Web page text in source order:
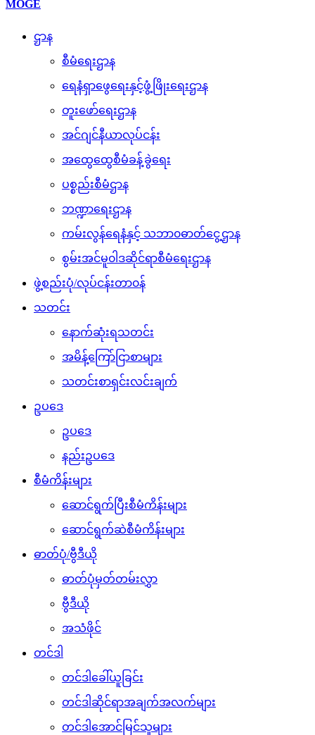
MOGE
ဌာန
စီမံရေးဌာန
ရေနံရှာဖွေရေးနှင့်ဖွံ့ဖြိုးရေးဌာန
တူးဖော်ရေးဌာန
အင်ဂျင်နီယာလုပ်ငန်း
အထွေထွေစီမံခန့်ခွဲရေး
ပစ္စည်းစီမံဌာန
ဘဏ္ဍာရေးဌာန
ကမ်းလွန်ရေနံနှင့် သဘာ၀ဓာတ်ငွေ့ဌာန
စွမ်းအင်မူ၀ါဒဆိုင်ရာစီမံရေးဌာန
ဖွဲ့စည်းပုံ/လုပ်ငန်းတာ၀န်
သတင်း
နောက်ဆုံးရသတင်း
အမိန့်ကြော်ငြာစာများ
သတင်းစာရှင်းလင်းချက်
ဥပဒေ
ဥပဒေ
နည်းဥပဒေ
စီမံကိန်းများ
ဆောင်ရွက်ပြီးစီမံကိန်းများ
ဆောင်ရွက်ဆဲစီမံကိန်းများ
ဓာတ်ပုံ/ဗွီဒီယို
ဓာတ်ပုံမှတ်တမ်းလွှာ
ဗွီဒီယို
အသံဖိုင်
တင်ဒါ
တင်ဒါခေါ်ယူခြင်း
တင်ဒါဆိုင်ရာအချက်အလက်များ
တင်ဒါအောင်မြင်သူများ